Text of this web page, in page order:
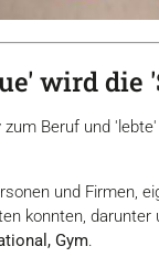
wird die
Beruf und
und Firmen,
konnten, darunter
Gym.